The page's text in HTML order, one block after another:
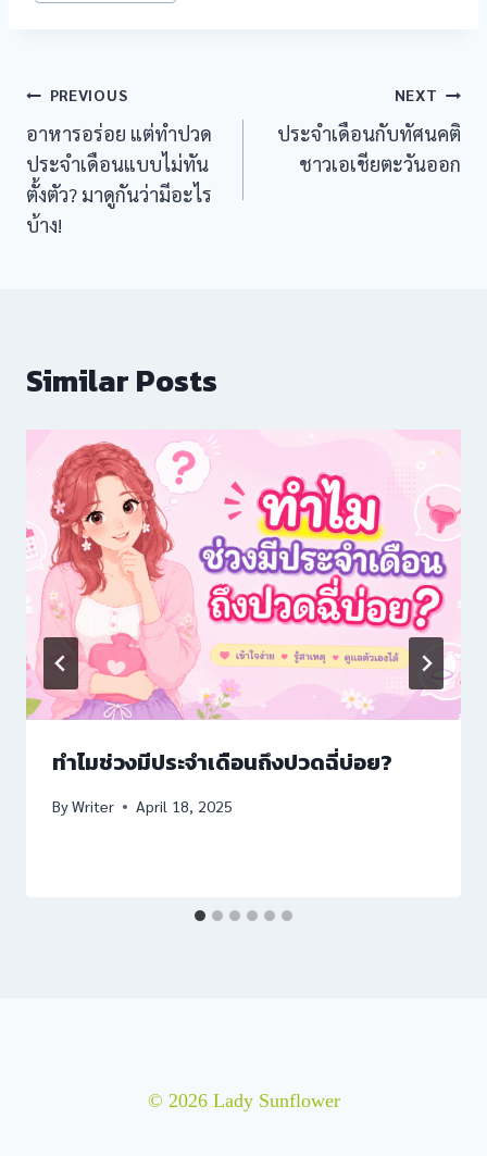
Post
navigation
PREVIOUS
อาหารอร่อย แต่ทำปวด
ประจำเดือนแบบไม่ทัน
ตั้งตัว? มาดูกันว่ามีอะไร
บ้าง!
NEXT
ประจำเดือนกับทัศนคติ
ชาวเอเชียตะวันออก
Similar Posts
ทำไมช่วงมีประจำเดือนถึงปวดฉี่บ่อย?
ByWriter April 18, 2025
© 2026 Lady Sunflower